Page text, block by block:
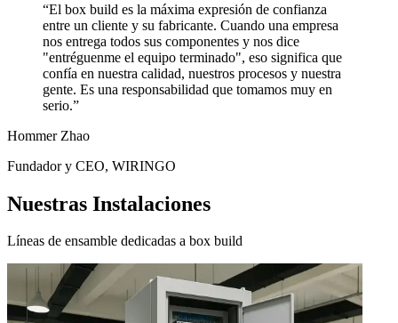
“El box build es la máxima expresión de confianza
entre un cliente y su fabricante. Cuando una empresa
nos entrega todos sus componentes y nos dice
"entréguenme el equipo terminado", eso significa que
confía en nuestra calidad, nuestros procesos y nuestra
gente. Es una responsabilidad que tomamos muy en
serio.”
Hommer Zhao
Fundador y CEO, WIRINGO
Nuestras Instalaciones
Líneas de ensamble dedicadas a box build